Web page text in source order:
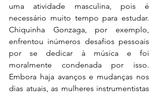
uma atividade masculina, pois é
necessário muito tempo para estudar.
Chiquinha Gonzaga, por exemplo,
enfrentou inúmeros desafios pessoais
por se dedicar à música e foi
moralmente condenada por isso.
Embora haja avanços e mudanças nos
dias atuais, as mulheres instrumentistas